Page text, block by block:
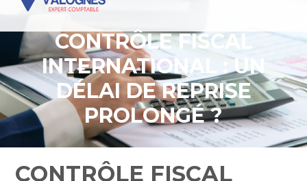
contenu
CONTRÔLE FISCAL
INTERNATIONAL : UN
DÉLAI DE REPRISE
PROLONGÉ ?
CONTRÔLE FISCAL